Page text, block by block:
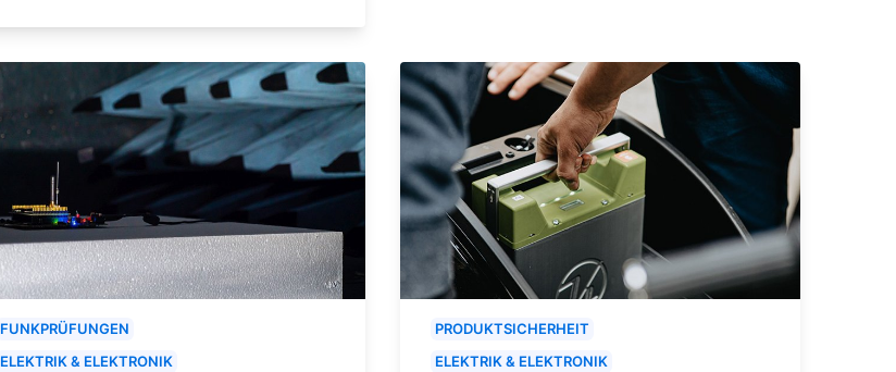
FUNKPRÜFUNGEN
ELEKTRIK & ELEKTRONIK
PRODUKTSICHERHEIT
ELEKTRIK & ELEKTRONIK